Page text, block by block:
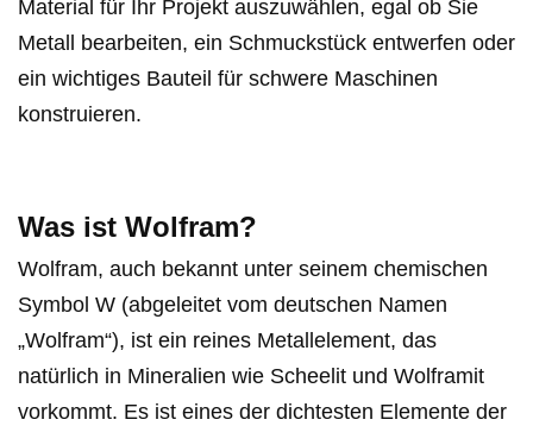
Material für Ihr Projekt auszuwählen, egal ob Sie
Metall bearbeiten, ein Schmuckstück entwerfen oder
ein wichtiges Bauteil für schwere Maschinen
konstruieren.
Was ist Wolfram?
Wolfram, auch bekannt unter seinem chemischen
Symbol W (abgeleitet vom deutschen Namen
„Wolfram“), ist ein reines Metallelement, das
natürlich in Mineralien wie Scheelit und Wolframit
vorkommt. Es ist eines der dichtesten Elemente der